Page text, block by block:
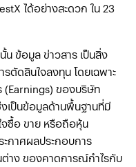
ได้อย่างสะดวก ใน 23
น ข้อมูล ข่าวสาร เป็นสิ่ง
ตัดสินใจลงทุน โดยเฉพาะ
(Earnings) ของบริษัท
เป็นข้อมูลด้านพื้นฐานที่มี
ซื้อ ขาย หรือถือหุ้น
ะกาศผลประกอบการ
าง ของคาดการณ์กำไรกับ